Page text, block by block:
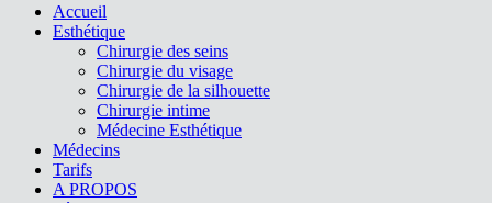
Accueil
Esthétique
Chirurgie des seins
Chirurgie du visage
Chirurgie de la silhouette
Chirurgie intime
Médecine Esthétique
Médecins
Tarifs
A PROPOS